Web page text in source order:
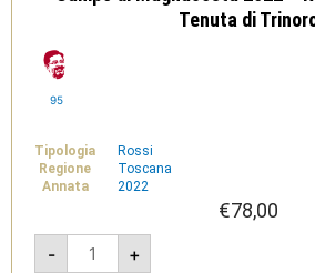
Tenuta di
95
Tipologia
Rossi
Regione
Toscana
Annata
2022
€78,00
-
Campo
Magnacosta
+